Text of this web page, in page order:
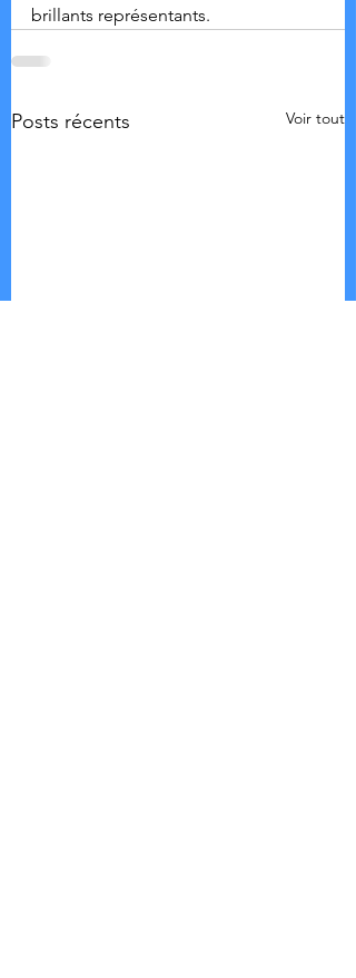
brillants représentants.
Posts récents Voir tout